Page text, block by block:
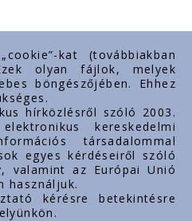
kat (továbbiakban
olyan fájlok, melyek
böngészőjében. Ehhez
hírközlésről szóló 2003.
kereskedelmi
társadalommal
egyes kérdéseiről szóló
valamint az Európai Unió
használjuk.
kérésre betekintésre